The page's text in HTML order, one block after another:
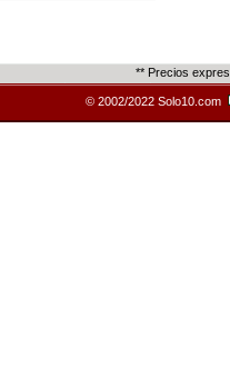
** Precios
© 2002/2022 Solo10.com